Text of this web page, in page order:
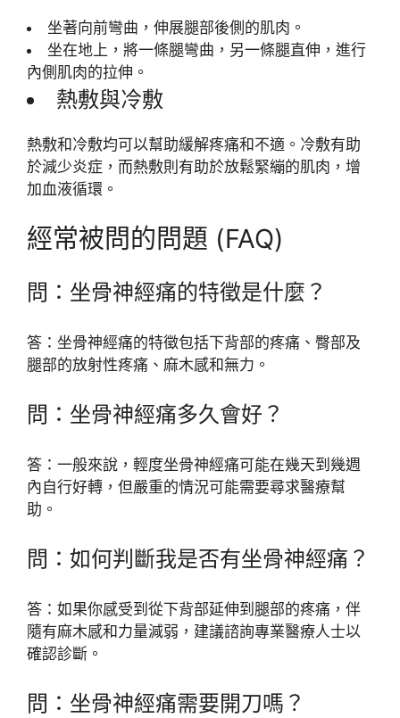
坐著向前彎曲，伸展腿部後側的肌肉。
坐在地上，將一條腿彎曲，另一條腿直伸，進行
內側肌肉的拉伸。
熱敷與冷敷
熱敷和冷敷均可以幫助緩解疼痛和不適。冷敷有助
於減少炎症，而熱敷則有助於放鬆緊繃的肌肉，增
加血液循環。
經常被問的問題 (FAQ)
問：坐骨神經痛的特徵是什麼？
答：坐骨神經痛的特徵包括下背部的疼痛、臀部及
腿部的放射性疼痛、麻木感和無力。
問：坐骨神經痛多久會好？
答：一般來說，輕度坐骨神經痛可能在幾天到幾週
內自行好轉，但嚴重的情況可能需要尋求醫療幫
助。
問：如何判斷我是否有坐骨神經痛？
答：如果你感受到從下背部延伸到腿部的疼痛，伴
隨有麻木感和力量減弱，建議諮詢專業醫療人士以
確認診斷。
問：坐骨神經痛需要開刀嗎？